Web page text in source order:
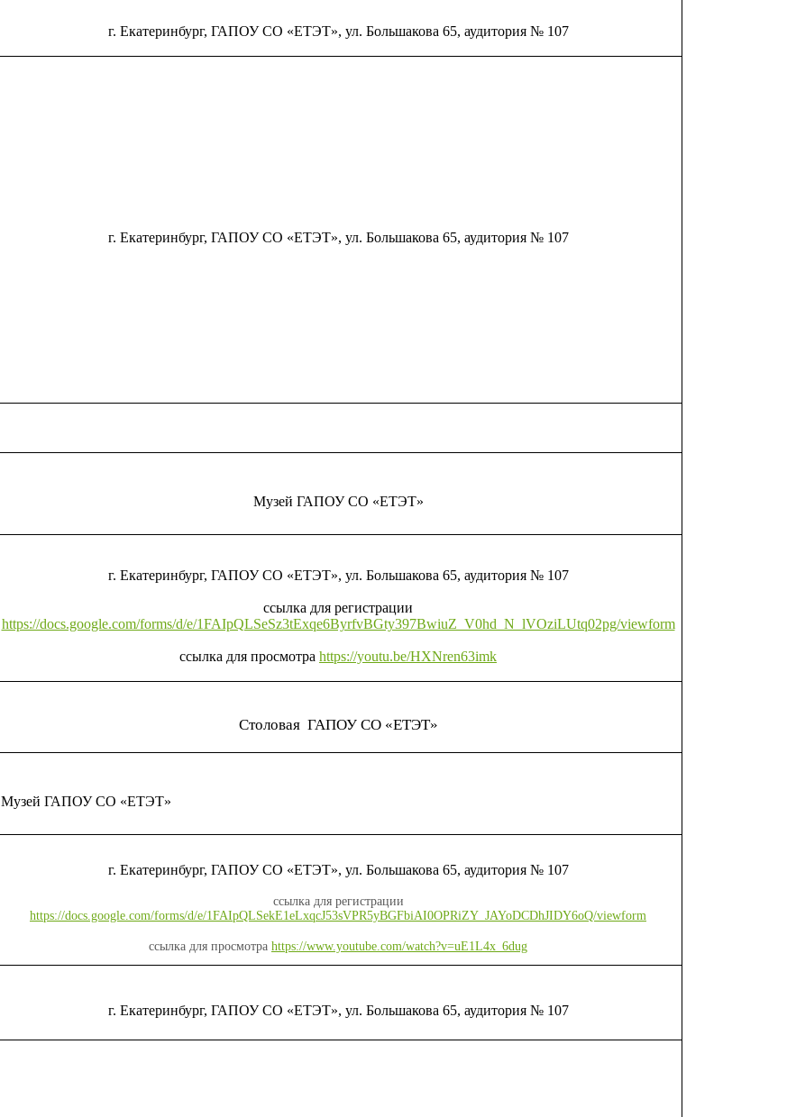
г. Екатеринбург, ГАПОУ СО «ЕТЭТ», ул. Большакова 65, аудитория № 107
г. Екатеринбург, ГАПОУ СО «ЕТЭТ», ул. Большакова 65, аудитория № 107
Музей ГАПОУ СО «ЕТЭТ»
г. Екатеринбург, ГАПОУ СО «ЕТЭТ», ул. Большакова 65, аудитория № 107
ссылка для регистрации
https://docs.google.com/forms/d/e/1FAIpQLSeSz3tExqe6ByrfvBGty397BwiuZ_V0hd_N_lVOziLUtq02pg/viewform
ссылка для просмотра https://youtu.be/HXNren63imk
Столовая ГАПОУ СО «ЕТЭТ»
Музей ГАПОУ СО «ЕТЭТ»
г. Екатеринбург, ГАПОУ СО «ЕТЭТ», ул. Большакова 65, аудитория № 107
ссылка для регистрации
https://docs.google.com/forms/d/e/1FAIpQLSekE1eLxqcJ53sVPR5yBGFbiAI0OPRiZY_JAYoDCDhJIDY6oQ/viewform
ссылка для просмотра https://www.youtube.com/watch?v=uE1L4x_6dug
г. Екатеринбург, ГАПОУ СО «ЕТЭТ», ул. Большакова 65, аудитория № 107